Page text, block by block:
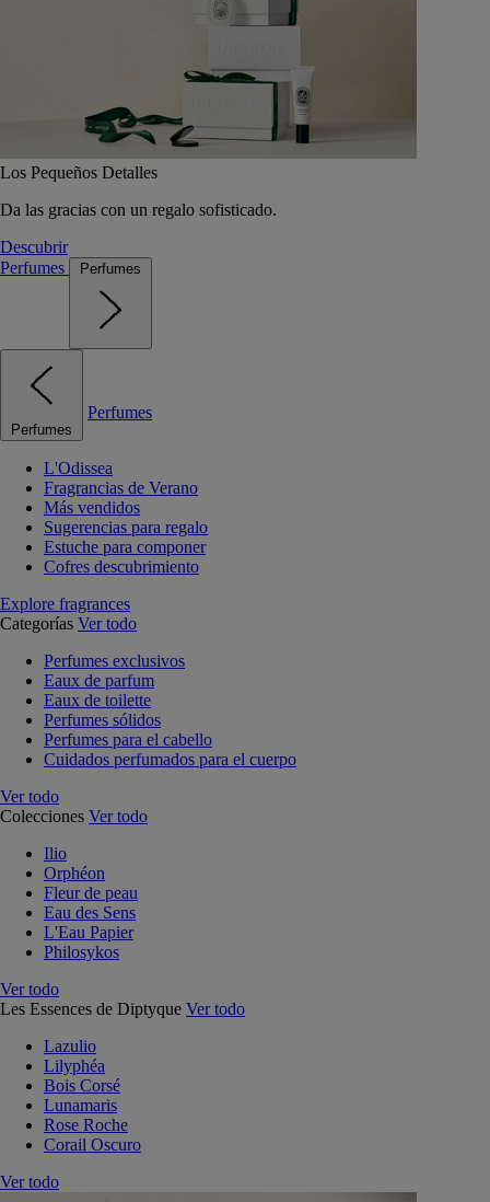
Los Pequeños Detalles
Da las gracias con un regalo sofisticado.
Descubrir
Perfumes
Perfumes
Perfumes
Perfumes
L'Odissea
Fragrancias de Verano
Más vendidos
Sugerencias para regalo
Estuche para componer
Cofres descubrimiento
Explore fragrances
Categorías Ver todo
Perfumes exclusivos
Eaux de parfum
Eaux de toilette
Perfumes sólidos
Perfumes para el cabello
Cuidados perfumados para el cuerpo
Ver todo
Colecciones Ver todo
Ilio
Orphéon
Fleur de peau
Eau des Sens
L'Eau Papier
Philosykos
Ver todo
Les Essences de Diptyque Ver todo
Lazulio
Lilyphéa
Bois Corsé
Lunamaris
Rose Roche
Corail Oscuro
Ver todo